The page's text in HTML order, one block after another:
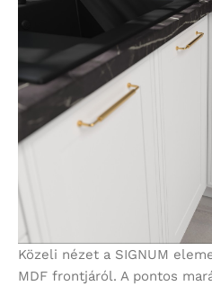
Közeli nézet a SIGNUM
MDF frontjáról. A pontos